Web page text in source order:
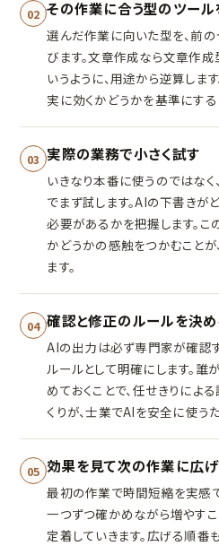
02 その作業に合う型のツール
選んだ作業に向いた型を、前
びます。文章作成なら文章作
いうように、用途から逆算しま
実に効くかどうかを基準にする
03 実際の業務で小さく試す
いきなり本番に使うのではな
でまず試します。AIの下書きが
必要があるかを把握します。
かどうかの感触をつかむこと
ます。
04 確認と修正のルールを決
AIの出力は必ず専門家が確認
ルールとして明確にします。誰
めておくことで、任せきりによ
くりが、士業でAIを安全に使う
05 効果を見て次の作業に広
最初の作業で時間短縮を実感
一つずつ確かめながら増やす
定着していきます。広げる順番